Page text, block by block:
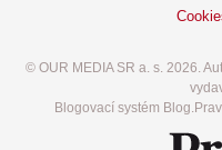
© OUR MEDIA SR a. s. 2026.
Blogovací systém